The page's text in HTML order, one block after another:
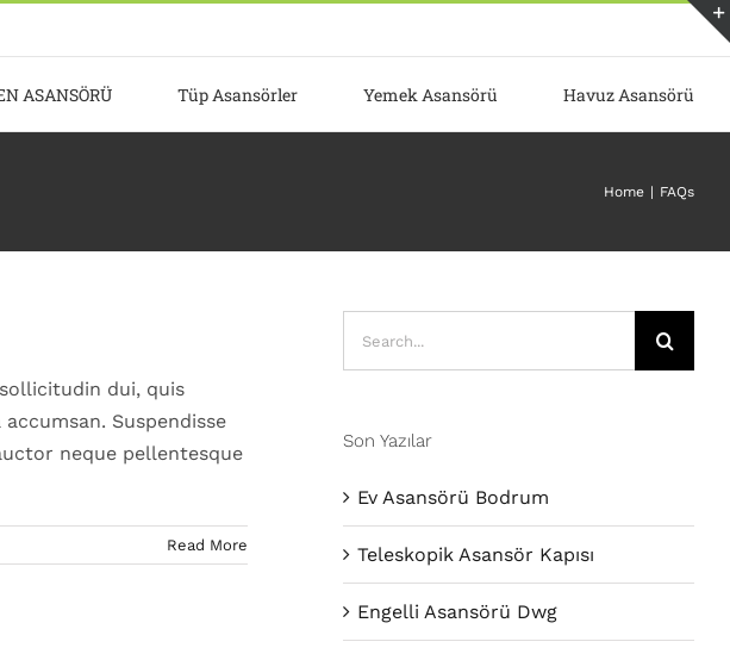
ASANSÖRÜ Tüp Asansörler Yemek Asansörü Havuz Asansörü
Home FAQs
dui, quis
Suspendisse
neque pellentesque
Read More
Son Yazılar
Ev Asansörü Bodrum
Teleskopik Asansör Kapısı
Engelli Asansörü Dwg